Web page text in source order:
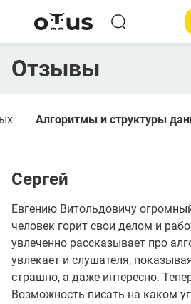
Отзывы
Алгоритмы и структуры
Сергей
Евгению Витольдовичу
человек горит свои делом и
увлеченно рассказывает про
увлекает и слушателя,
страшно, а даже интересно.
Возможность писать на каком